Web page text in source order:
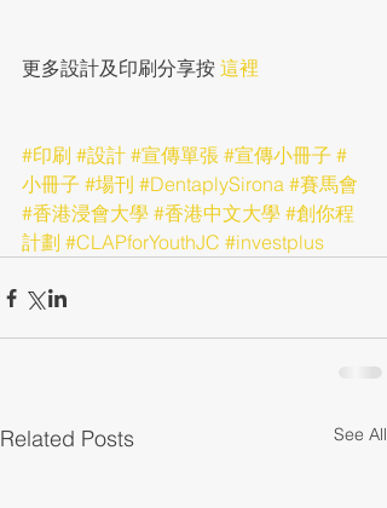
更多設計及印刷分享按 這裡
#印刷 #設計 #宣傳單張 #宣傳小冊子 #
小冊子 #場刊 #DentaplySirona #賽馬會
#香港浸會大學 #香港中文大學 #創你程
計劃 #CLAPforYouthJC #investplus
Related Posts See All